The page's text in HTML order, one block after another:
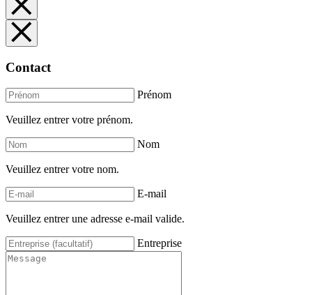
Contact
Prénom
Veuillez entrer votre prénom.
Nom
Veuillez entrer votre nom.
E-mail
Veuillez entrer une adresse e-mail valide.
Entreprise